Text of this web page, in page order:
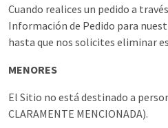
Cuando realices un pedido a
Información de Pedido para
hasta que nos solicites eliminar
MENORES
El Sitio no está destinado a
CLARAMENTE MENCIONADA).